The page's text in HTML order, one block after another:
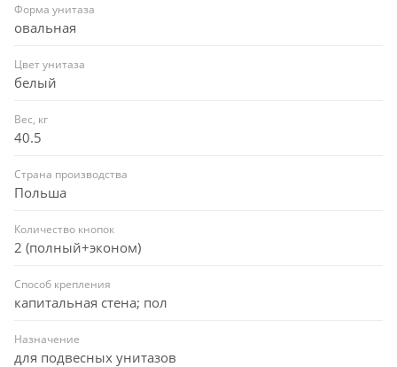
Форма унитаза
овальная
Цвет унитаза
белый
Вес, кг
40.5
Страна производства
Польша
Количество кнопок
2 (полный+эконом)
Способ крепления
капитальная стена; пол
Назначение
для подвесных унитазов